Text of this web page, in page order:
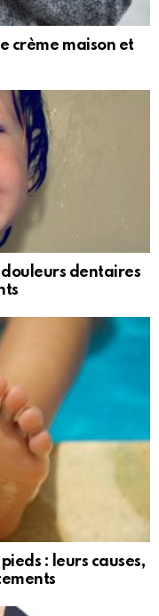
crème maison et
dentaires
: leurs causes,